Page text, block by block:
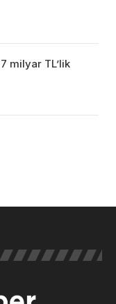
milyar TL’lik